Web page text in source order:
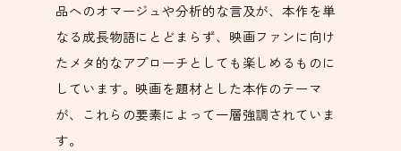
品へのオマージュや分析的な言及が、本作を単
なる成長物語にとどまらず、映画ファンに向け
たメタ的なアプローチとしても楽しめるものに
しています。映画を題材とした本作のテーマ
が、これらの要素によって一層強調されていま
す。